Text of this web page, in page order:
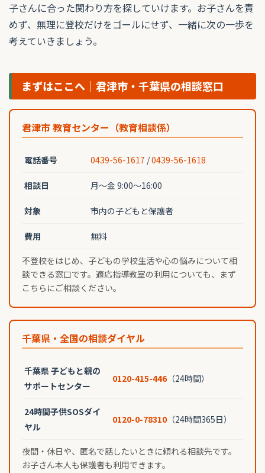
子さんに合った関わり方を探していけます。お子さんを責
めず、無理に登校だけをゴールにせず、一緒に次の一歩を
考えていきましょう。
まずはここへ｜君津市・千葉県の相談窓口
君津市 教育センター（教育相談係）
電話番号 0439-56-1617 /0439-56-1618
相談日 月〜金 9:00〜16:00
対象 市内の子どもと保護者
費用 無料
不登校をはじめ、子どもの学校生活や心の悩みについて相
談できる窓口です。適応指導教室の利用についても、まず
こちらにご相談ください。
千葉県・全国の相談ダイヤル
千葉県 子どもと親の
サポートセンター
0120-415-446 （24時間）
24時間子供SOSダイ
ヤル
0120-0-78310 （24時間365日）
夜間・休日や、匿名で話したいときに頼れる相談先です。
お子さん本人も保護者も利用できます。